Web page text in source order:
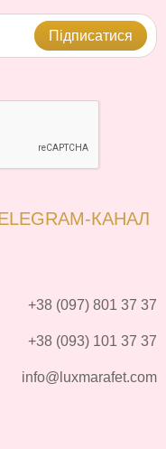
Підписатися
КАНАЛ
+38 (097) 801 37 37
+38 (093) 101 37 37
info@luxmarafet.com